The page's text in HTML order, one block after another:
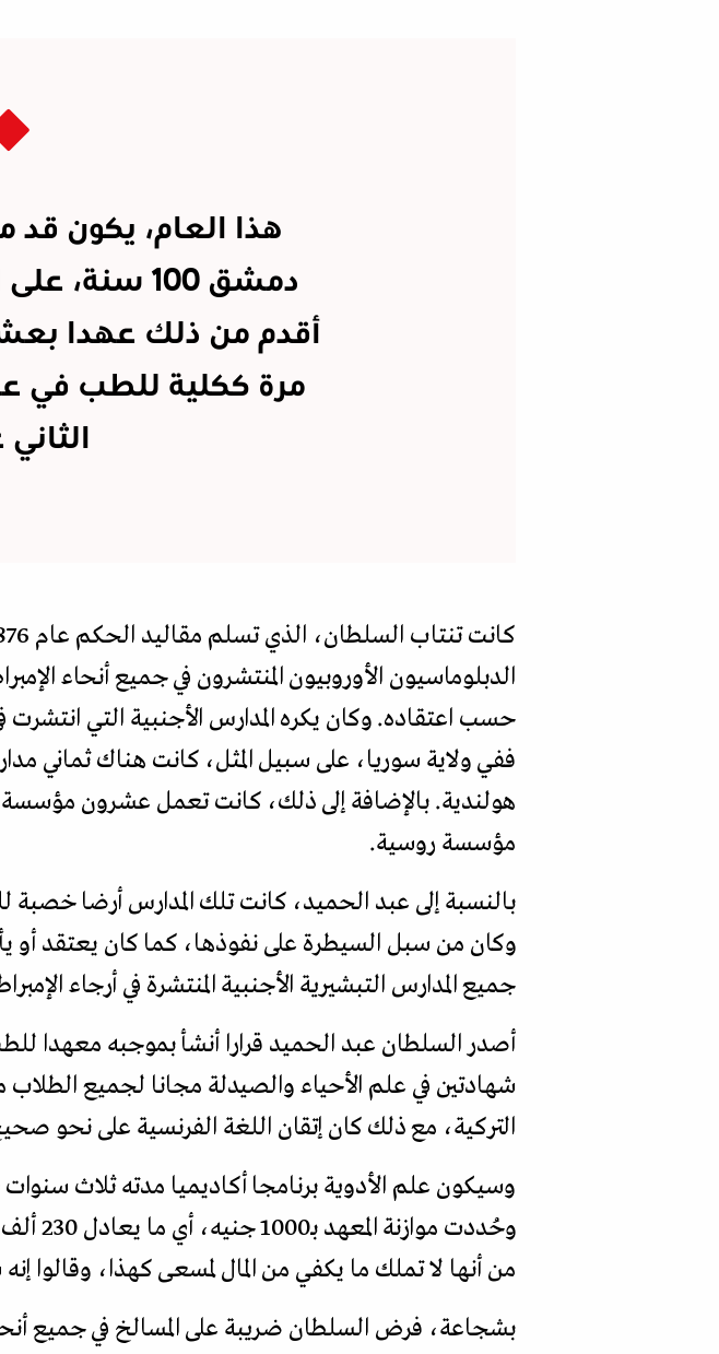
هذا العام، يكون
دمشق 100
أقدم من ذلك عهدا
مرة ككلية للطب في
الثاني
الدبلوماسيون الأوروبيون المنتشرون في جميع أنحاء
حسب اعتقاده. وكان يكره المدارس الأجنبية التي انتشرت
ففي ولاية سوريا، على سبيل المثل، كانت هناك ثماني
هولندية. بالإضافة إلى ذلك، كانت تعمل عشرون مؤسسة
مؤسسة روسية.
بالنسبة إلى عبد الحميد، كانت تلك المدارس أرضا خصبة
وكان من سبل السيطرة على نفوذها، كما كان يعتقد أو
جميع المدارس التبشيرية الأجنبية المنتشرة في أرجاء
شهادتين في علم الأحياء والصيدلة مجانا لجميع
التركية، مع ذلك كان إتقان اللغة الفرنسية على نحو
وسيكون علم الأدوية برنامجا أكاديميا مدته ثلاث
وحُددت
من أنها لا تملك ما يكفي من المال لمسعى كهذا، وقالوا
بشجاعة، فرض السلطان ضريبة على المسالخ في جميع